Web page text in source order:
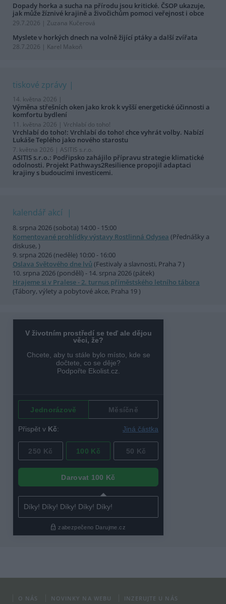
Dopady horka a sucha na přírodu jsou kritické. ČSOP ukazuje,
jak může žíznivé krajině a živočichům pomoci veřejnost i obce
29.7.2026 | Zuzana Kučerová
Myslete v horkých dnech na volně žijící ptáky a další zvířata
28.7.2026 | Karel Makoň
tiskové zprávy
14. května 2026 |
Výměna střešních oken jako krok k vyšší energetické účinnosti a
komfortu bydlení
11. května 2026 | Vrchlabí do toho!
Vrchlabí do toho!: Vrchlabí do toho! chce vyhrát volby. Nabízí
Lukáše Teplého jako nového starostu
7. května 2026 | ASITIS s.r.o.
ASITIS s.r.o.: Podřipsko zahájilo přípravu strategie klimatické
odolnosti. Projekt Pathways2Resilience propojil adaptaci
krajiny s budoucími investicemi.
kalendář akcí
8. srpna 2026 (sobota) 14:00 - 15:00
Komentované prohlídky výstavy Rostlinná Odysea (Přednášky a
diskuse, )
9. srpna 2026 (neděle) 10:00 - 16:00
Oslava Světového dne lvů (Festivaly a slavnosti, Praha 7 )
10. srpna 2026 (pondělí) - 14. srpna 2026 (pátek)
Hrajeme si v Pralese - 2. turnus příměstského letního tábora
(Tábory, výlety a pobytové akce, Praha 19 )
O NÁS NOVINKY NA WEBU INZERUJTE U NÁS